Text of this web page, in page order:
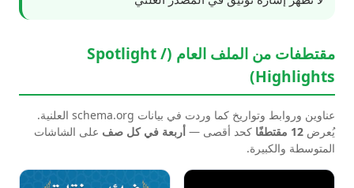
مقتطفات من الملف العام (Spotlight /
Highlights)
عناوين وروابط وتواريخ كما وردت في بيانات schema.org العلنية.
يُعرض 12 مقتطفًا كحد أقصى — أربعة في كل صف على الشاشات
المتوسطة والكبيرة.